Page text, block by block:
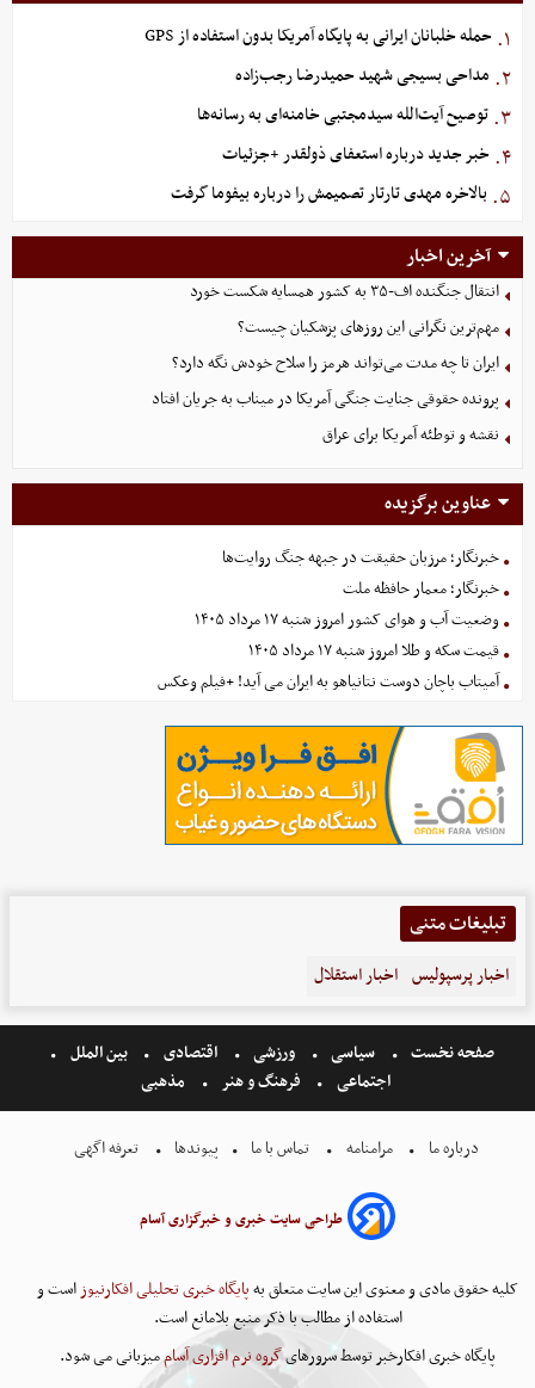
۱. حمله خلبانان ایرانی به پایگاه آمریکا بدون استفاده از GPS
۲. مداحی بسیجی شهید حمیدرضا رجب‌زاده
۳. توصیح آیت‌الله سیدمجتبی خامنه‌ای به رسانه‌ها
۴. خبر جدید درباره استعفای ذولقدر +جزئیات
۵. بالاخره مهدی تارتار تصمیمش را درباره بیفوما گرفت
آخرین اخبار
انتقال جنگنده اف-۳۵ به کشور همسایه شکست خورد
مهم‌ترین نگرانی‌ این روزهای پزشکیان چیست؟
ایران تا چه مدت می‌تواند هرمز را سلاح خودش نگه دارد؟
پرونده حقوقی جنایت جنگی آمریکا در میناب به جریان افتاد
نقشه و توطئه آمریکا برای عراق
عناوین برگزیده
خبرنگار؛ مرزبان حقیقت در جبهه جنگ روایت‌ها
خبرنگار؛ معمار حافظه ملت
وضعیت آب و هوای کشور امروز شنبه ۱۷ مرداد ۱۴۰۵
قیمت سکه و طلا امروز شنبه ۱۷ مرداد ۱۴۰۵
آمیتاب باچان دوست نتانیاهو به ایران می آید! +فیلم وعکس
تبلیغات متنی
اخبار پرسپولیس اخبار استقلال
صفحه نخست سیاسی ورزشی اقتصادی
بین الملل
اجتماعی
فرهنگ و هنر مذهبی
درباره ما مرامنامه تماس با ما پیوندها تعرفه اگهی
طراحی سایت خبری و خبرگزاری آسام
کلیه حقوق مادی و معنوی این سایت متعلق بهپایگاه خبری تحلیلی افکارنیوزاست و
استفاده از مطالب با ذکر منبع بلامانع است.
پایگاه خبری افکارخبر توسط سرورهایگروه نرم افزاری آساممیزبانی می شود.